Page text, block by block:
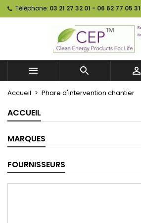
Téléphone: 03 21 27 32 01 - 06 62 77 05 31
  
Accueil Phare d'intervention chantier
ACCUEIL
MARQUES
FOURNISSEURS